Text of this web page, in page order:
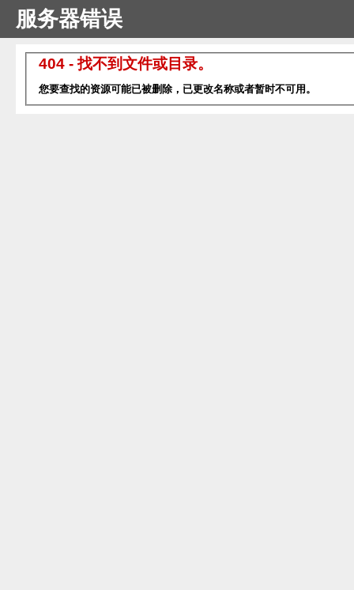
服务器错误
404 - 找不到文件或目录。
您要查找的资源可能已被删除，已更改名称或者暂时不可用。